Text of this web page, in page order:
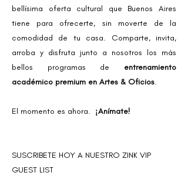
bellísima oferta cultural que Buenos Aires
tiene para ofrecerte, sin moverte de la
comodidad de tu casa. Comparte, invita,
arroba y disfruta junto a nosotros los más
bellos programas de entrenamiento
académico premium en Artes & Oficios.
El momento es ahora. ¡Anímate!
SUSCRIBETE HOY A NUESTRO ZINK VIP
GUEST LIST